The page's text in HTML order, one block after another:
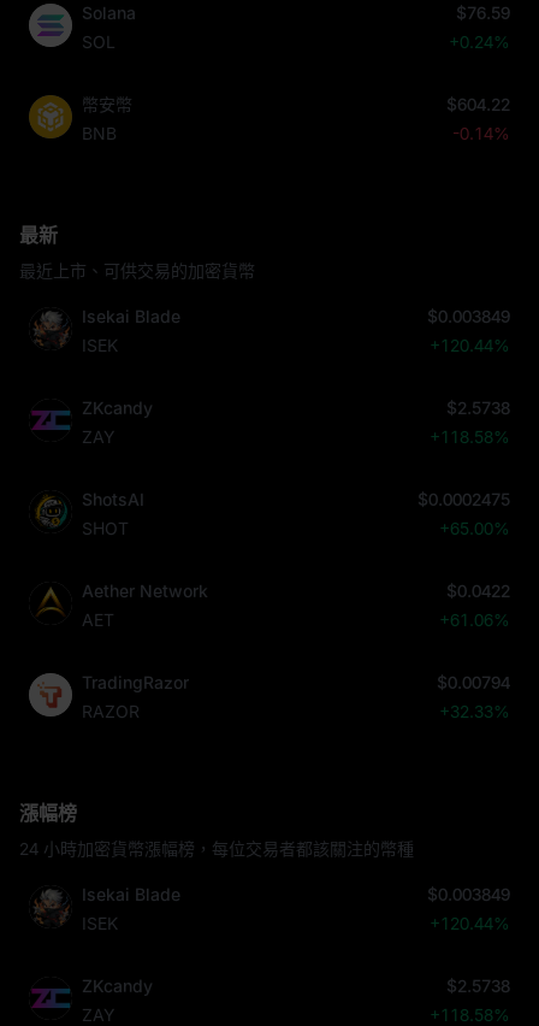
Solana
SOL
$76.59
+0.24%
幣安幣
BNB
$604.22
-0.14%
最新
最近上市、可供交易的加密貨幣
Isekai Blade
ISEK
$0.003849
+120.44%
ZKcandy
ZAY
$2.5738
+118.58%
ShotsAI
SHOT
$0.0002475
+65.00%
Aether Network
AET
$0.0422
+61.06%
TradingRazor
RAZOR
$0.00794
+32.33%
漲幅榜
24 小時加密貨幣漲幅榜，每位交易者都該關注的幣種
Isekai Blade
ISEK
$0.003849
+120.44%
ZKcandy
ZAY
$2.5738
+118.58%